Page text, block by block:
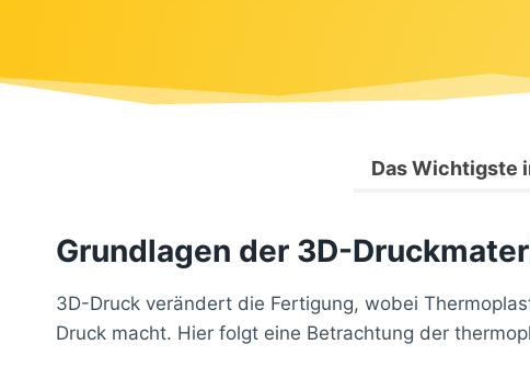
Das Wichtigste
Grundlagen der 3D-
3D-Druck verändert die Fertigung, wobei
Druck macht. Hier folgt eine Betrachtung der